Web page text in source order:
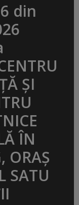
din
ȘI
ÎN
ORAȘ
SATU